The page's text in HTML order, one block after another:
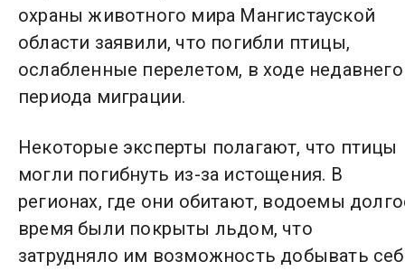
охраны животного мира Мангистауской
области заявили, что погибли птицы,
ослабленные перелетом, в ходе недавнего
периода миграции.
Некоторые эксперты полагают, что птицы
могли погибнуть из-за истощения. В
регионах, где они обитают, водоемы
время были покрыты льдом, что
затрудняло им возможность добывать